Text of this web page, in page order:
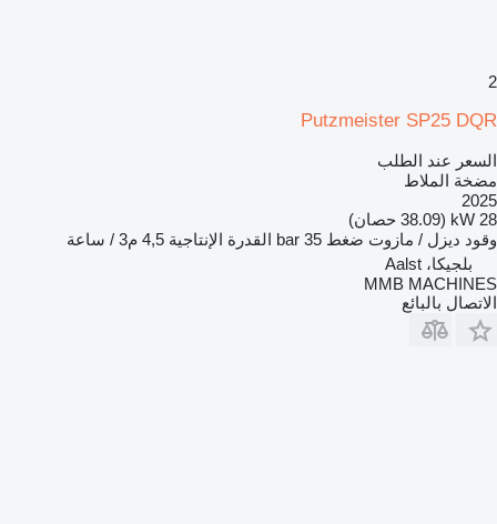
2
Putzmeister SP25 DQR
السعر عند الطلب
مضخة الملاط
2025
28 kW (38.09 حصان)
وقود ديزل / مازوت ضغط 35 bar القدرة الإنتاجية 4,5 م3 / ساعة
بلجيكا، Aalst
MMB MACHINES
الاتصال بالبائع